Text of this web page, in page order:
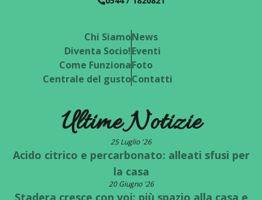
Chi Siamo
Diventa Socio!
Come Funziona
Centrale del gusto
News
Eventi
Foto
Contatti
Ultime Notizie
25 Luglio '26
Acido citrico e percarbonato: alleati sfusi per
la casa
20 Giugno '26
Stadera cresce con voi: più spazio alla casa e